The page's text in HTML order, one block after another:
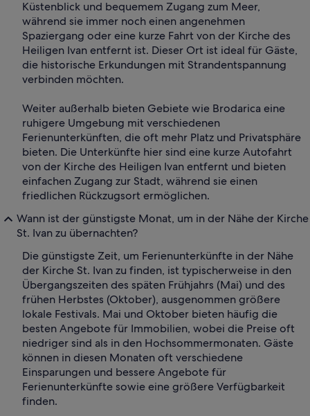
Küstenblick und bequemem Zugang zum Meer,
während sie immer noch einen angenehmen
Spaziergang oder eine kurze Fahrt von der Kirche des
Heiligen Ivan entfernt ist. Dieser Ort ist ideal für Gäste,
die historische Erkundungen mit Strandentspannung
verbinden möchten.
Weiter außerhalb bieten Gebiete wie Brodarica eine
ruhigere Umgebung mit verschiedenen
Ferienunterkünften, die oft mehr Platz und Privatsphäre
bieten. Die Unterkünfte hier sind eine kurze Autofahrt
von der Kirche des Heiligen Ivan entfernt und bieten
einfachen Zugang zur Stadt, während sie einen
friedlichen Rückzugsort ermöglichen.
Wann ist der günstigste Monat, um in der Nähe der Kirche
St. Ivan zu übernachten?
Die günstigste Zeit, um Ferienunterkünfte in der Nähe
der Kirche St. Ivan zu finden, ist typischerweise in den
Übergangszeiten des späten Frühjahrs (Mai) und des
frühen Herbstes (Oktober), ausgenommen größere
lokale Festivals. Mai und Oktober bieten häufig die
besten Angebote für Immobilien, wobei die Preise oft
niedriger sind als in den Hochsommermonaten. Gäste
können in diesen Monaten oft verschiedene
Einsparungen und bessere Angebote für
Ferienunterkünfte sowie eine größere Verfügbarkeit
finden.